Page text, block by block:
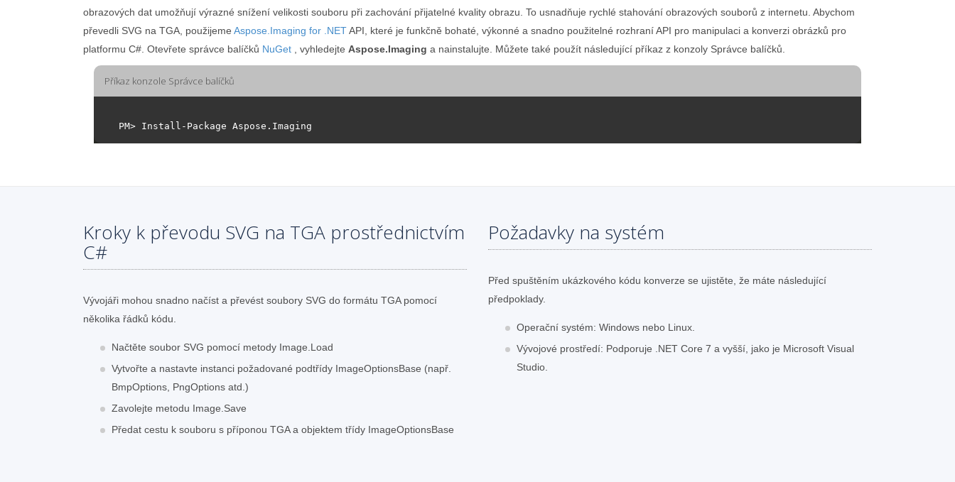
obrazových dat umožňují výrazné snížení velikosti souboru při zachování přijatelné kvality obrazu. To usnadňuje rychlé stahování obrazových souborů z internetu. Abychom
převedli SVG na TGA, použijeme Aspose.Imaging for .NETAPI, které je funkčně bohaté, výkonné a snadno použitelné rozhraní API pro manipulaci a konverzi obrázků pro
platformu C#. Otevřete správce balíčků NuGet , vyhledejte Aspose.Imaging a nainstalujte. Můžete také použít následující příkaz z konzoly Správce balíčků.
Příkaz konzole Správce balíčků
Kroky k převodu SVG na TGA prostřednictvím
C#
Vývojáři mohou snadno načíst a převést soubory SVG do formátu TGA pomocí
několika řádků kódu.
Načtěte soubor SVG pomocí metody Image.Load
Vytvořte a nastavte instanci požadované podtřídy ImageOptionsBase (např.
BmpOptions, PngOptions atd.)
Zavolejte metodu Image.Save
Předat cestu k souboru s příponou TGA a objektem třídy ImageOptionsBase
Požadavky na systém
Před spuštěním ukázkového kódu konverze se ujistěte, že máte následující
předpoklady.
Operační systém: Windows nebo Linux.
Vývojové prostředí: Podporuje .NET Core 7 a vyšší, jako je Microsoft Visual
Studio.